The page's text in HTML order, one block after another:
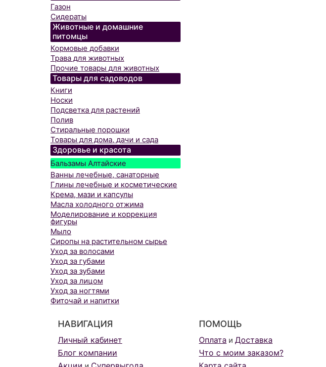
Газон
Сидераты
Животные и домашние
питомцы
Кормовые добавки
Трава для животных
Прочие товары для животных
Товары для садоводов
Книги
Носки
Подсветка для растений
Полив
Стиральные порошки
Товары для дома, дачи и сада
Здоровье и красота
Бальзамы Алтайские
Ванны лечебные, санаторные
Глины лечебные и косметические
Крема, мази и капсулы
Масла холодного отжима
Моделирование и коррекция
фигуры
Мыло
Сиропы на растительном сырье
Уход за волосами
Уход за губами
Уход за зубами
Уход за лицом
Уход за ногтями
Фиточай и напитки
НАВИГАЦИЯ
Личный кабинет
Блог компании
ПОМОЩЬ
Оплата и Доставка
Что с моим заказом?